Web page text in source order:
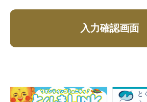
入力確認画面